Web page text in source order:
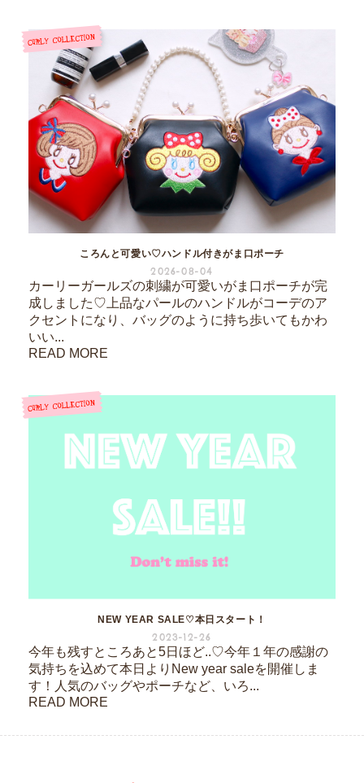
ころんと可愛い♡ハンドル付きがま口ポーチ
2026-08-04
カーリーガールズの刺繍が可愛いがま口ポーチが完
成しました♡上品なパールのハンドルがコーデのア
クセントになり、バッグのように持ち歩いてもかわ
いい...
READ MORE
NEW YEAR SALE♡本日スタート！
2023-12-26
今年も残すところあと5日ほど..♡今年１年の感謝の
気持ちを込めて本日よりNew year saleを開催しま
す！人気のバッグやポーチなど、いろ...
READ MORE